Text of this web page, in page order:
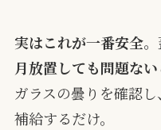
実はこれが一番安全。
月放置しても問題ない
ガラスの曇りを確認
補給するだけ。